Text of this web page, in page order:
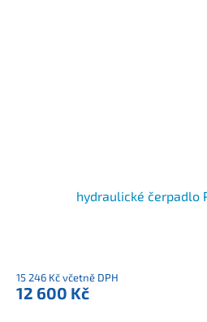
hydraulické čerpadlo
15 246 Kč včetně DPH
12 600 Kč